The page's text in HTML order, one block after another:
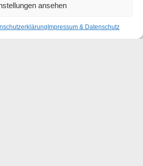
ansehen
Impressum & Datenschutz